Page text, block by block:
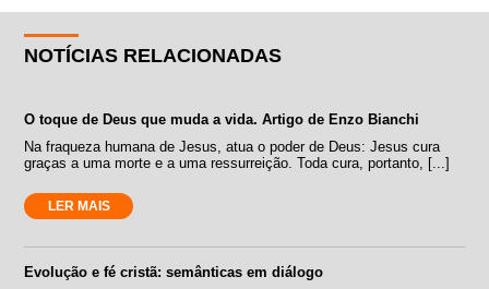
NOTÍCIAS RELACIONADAS
O toque de Deus que muda a vida. Artigo de Enzo Bianchi
Na fraqueza humana de Jesus, atua o poder de Deus: Jesus cura
graças a uma morte e a uma ressurreição. Toda cura, portanto, [...]
LER MAIS
Evolução e fé cristã: semânticas em diálogo